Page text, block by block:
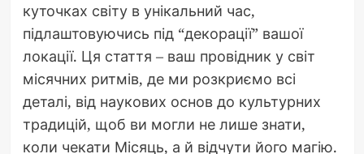
куточках світу в унікальний час,
підлаштовуючись під “декорації” вашої
локації. Ця стаття – ваш провідник у світ
місячних ритмів, де ми розкриємо всі
деталі, від наукових основ до культурних
традицій, щоб ви могли не лише знати,
коли чекати Місяць, а й відчути його магію.